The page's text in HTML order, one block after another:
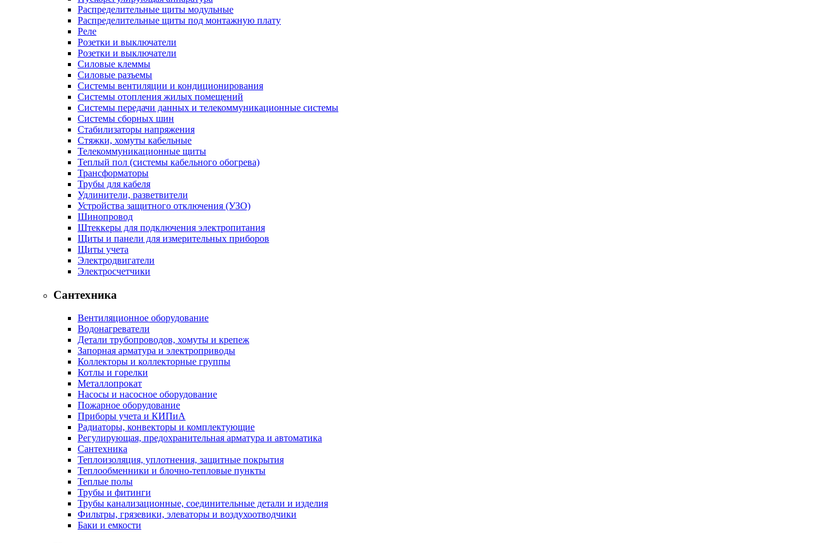
Распределительные щиты модульные
Распределительные щиты под монтажную плату
Реле
Розетки и выключатели
Розетки и выключатели
Силовые клеммы
Силовые разъемы
Системы вентиляции и кондиционирования
Системы отопления жилых помещений
Системы передачи данных и телекоммуникационные системы
Системы сборных шин
Стабилизаторы напряжения
Стяжки, хомуты кабельные
Телекоммуникационные щиты
Теплый пол (системы кабельного обогрева)
Трансформаторы
Трубы для кабеля
Удлинители, разветвители
Устройства защитного отключения (УЗО)
Шинопровод
Штеккеры для подключения электропитания
Щиты и панели для измерительных приборов
Щиты учета
Электродвигатели
Электросчетчики
Сантехника
Вентиляционное оборудование
Водонагреватели
Детали трубопроводов, хомуты и крепеж
Запорная арматура и электроприводы
Коллекторы и коллекторные группы
Котлы и горелки
Металлопрокат
Насосы и насосное оборудование
Пожарное оборудование
Приборы учета и КИПиА
Радиаторы, конвекторы и комплектующие
Регулирующая, предохранительная арматура и автоматика
Сантехника
Теплоизоляция, уплотнения, защитные покрытия
Теплообменники и блочно-тепловые пункты
Теплые полы
Трубы и фитинги
Трубы канализационные, соединительные детали и изделия
Фильтры, грязевики, элеваторы и воздухоотводчики
Баки и емкости